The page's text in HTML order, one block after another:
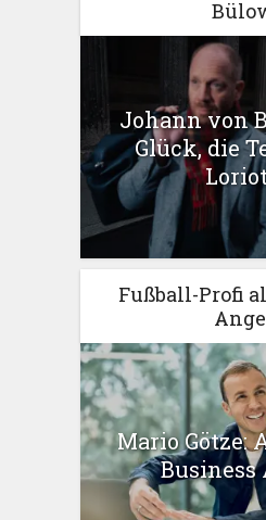
Johann von
Glück, die
Fußball-Profi
Mario Götze:
Business